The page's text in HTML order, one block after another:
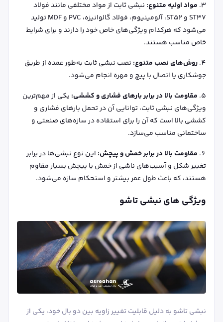
مواد اولیه متنوع: نبشی ثابت از مواد مختلفی مانند فولاد
ST37 و ST52، آلومینیوم، فولاد گالوانیزه، PVC و MDF تولید
می‌شود که هرکدام ویژگی‌های خاص خود را دارند و برای شرایط
خاص مناسب هستند.
روش‌های نصب متنوع: نصب نبشی ثابت به‌طور عمده از طریق
جوشکاری یا اتصال با پیچ و مهره انجام می‌شود.
مقاومت بالا در برابر بارهای فشاری و کششی: یکی از مهم‌ترین
ویژگی‌های نبشی ثابت، توانایی آن در تحمل بارهای فشاری و
کششی بالا است که آن را برای استفاده در سازه‌های صنعتی و
ساختمانی مناسب می‌سازد.
مقاومت بالا در برابر خمش و پیچش: این نوع نبشی‌ها در برابر
تغییر شکل و آسیب‌های ناشی از خمش یا پیچش بسیار مقاوم
هستند، که باعث طول عمر بیشتر و استحکام سازه می‌شود.
ویژگی های نبشی تاشو
نبشی تاشو به دلیل قابلیت تغییر زاویه بین دو بال خود، یکی از